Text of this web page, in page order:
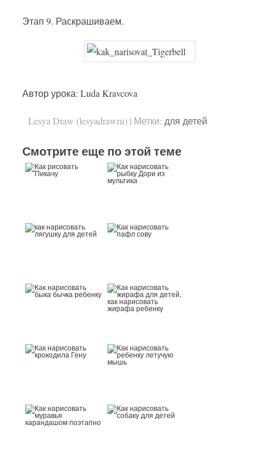
Этап 9. Раскрашиваем.
Автор урока: Luda Kravcova
Lesya Draw (lesyadrawru) | Метки: для детей
Смотрите еще по этой теме